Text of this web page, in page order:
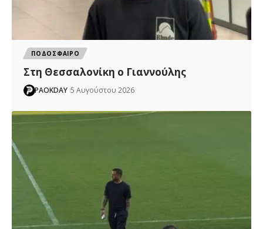
ΠΟΔΟΣΦΑΙΡΟ
Στη Θεσσαλονίκη ο Γιαννούλης
PAOKDAY 5 Αυγούστου 2026